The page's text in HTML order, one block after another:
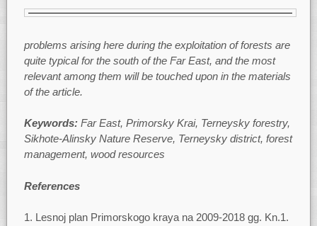
problems arising here during the exploitation of forests are
quite typical for the south of the Far East, and the most
relevant among them will be touched upon in the materials
of the article.
Keywords: Far East, Primorsky Krai, Terneysky forestry,
Sikhote-Alinsky Nature Reserve, Terneysky district, forest
management, wood resources
References
Lesnoj plan Primorskogo kraya na 2009-2018 gg. Kn.1.